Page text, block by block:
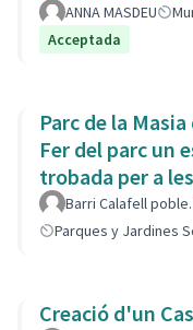
ANNA MASDEU
Acceptada
Parc de la
Fer del parc un
trobada per a
barri.Barri Calafell
Parques y Jardines
Creació d'un